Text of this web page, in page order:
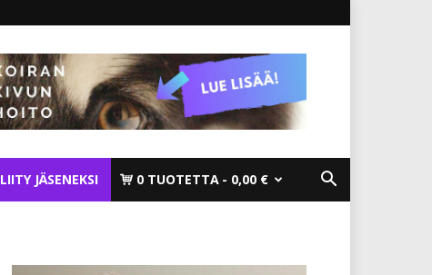
LIITY JÄSENEKSI 0 TUOTETTA 0,00 €